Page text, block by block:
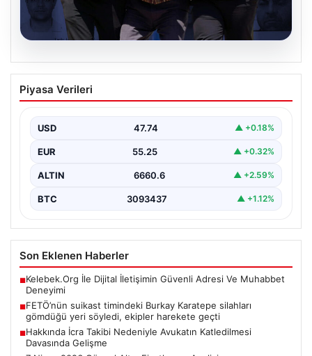
FETÖ’nün suikast timindeki Burkay
Karatepe silahları gömdüğü yeri
{“title”: “FETÖ’nün Suikast Girişiminde Firari Üye Burkay
“…
Piyasa Verileri
USD 47.74 ▲ +0.18%
EUR 55.25 ▲ +0.32%
ALTIN 6660.6 ▲ +2.59%
BTC 3093437 ▲ +1.12%
Son Eklenen Haberler
■Kelebek.Org İle Dijital İletişimin Güvenli Adresi Ve Muhabbet
Deneyimi
■FETÖ’nün suikast timindeki Burkay Karatepe silahları
gömdüğü yeri söyledi, ekipler harekete geçti
■Hakkında İcra Takibi Nedeniyle Avukatın Katledilmesi
Davasında Gelişme